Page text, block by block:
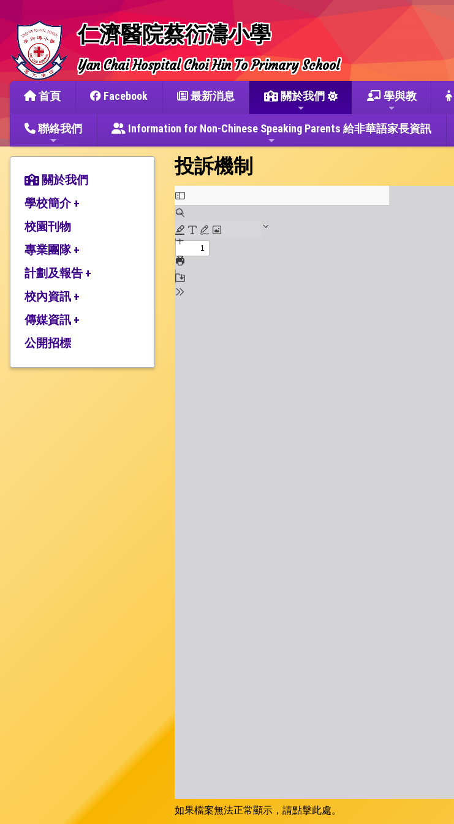
仁濟醫院蔡衍濤小學
Yan Chai Hospital Choi Hin To Primary School
首頁 Facebook 最新消息 關於我們 學與教
聯絡我們 Information for Non-Chinese Speaking Parents 給非華語家長資訊
關於我們
學校簡介 +
辦學宗旨與簡史
仁濟教育簡介
本校捐建人介紹
校監的話
校園刊物
專業團隊 +
教師團隊
行政架構
計劃及報告 +
2025-2026年度計劃
2024-2025年度報告
2024-2025年度計劃
校內資訊 +
學校設施
校服樣式
傳媒資訊 +
媒體報道
公開招標
投訴機制
如果檔案無法正常顯示，請點擊此處。